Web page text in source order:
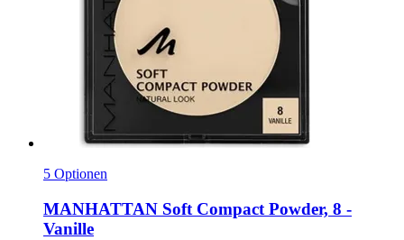
5 Optionen
MANHATTAN Soft Compact Powder, 8 -​
Vanille